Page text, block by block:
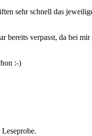
sehr schnell das
verpasst, da bei
:-)